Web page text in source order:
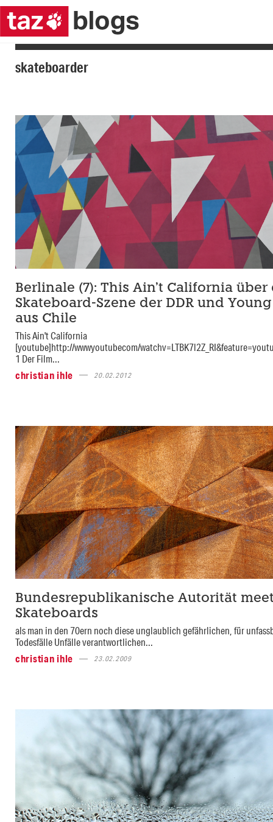
skateboarder
Berlinale (7): This Ain’t California über
Skateboard-Szene der DDR und
aus Chile
This Ain't California
[youtube]http://wwwyoutubecom/
1 Der Film...
christian ihle
20.02.2012
Bundesrepublikanische Autorität
Skateboards
als man in den 70ern noch diese unglaublich gefährlichen, für
Todesfälle Unfälle verantwortlichen...
christian ihle
23.02.2009